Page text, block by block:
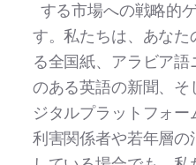
する市場への戦略的
す。私たちは、あな
る全国紙、アラビア
のある英語の新聞、
ジタルプラットフォ
利害関係者や若年層の